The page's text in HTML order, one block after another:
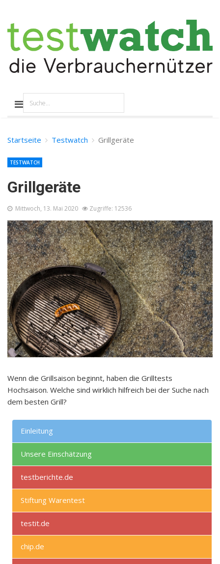
Startseite Testwatch Grillgeräte
Grillgeräte
TESTWATCH
Mittwoch, 13. Mai 2020 Zugriffe: 12536
Wenn die Grillsaison beginnt, haben die Grilltests
Hochsaison. Welche sind wirklich hilfreich bei der Suche nach
dem besten Grill?
Einleitung
Unsere Einschätzung
testberichte.de
Stiftung Warentest
testit.de
chip.de